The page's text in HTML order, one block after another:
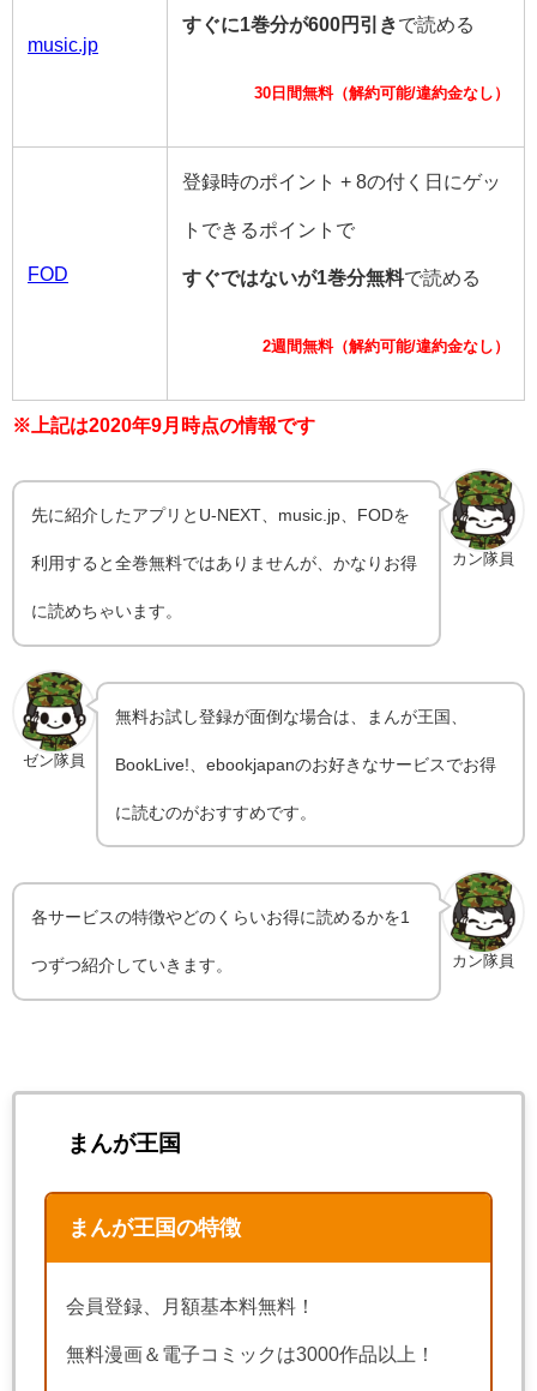
music.jp
すぐに1巻分が600円引きで読める
30日間無料（解約可能/違約金なし）
FOD
登録時のポイント + 8の付く日にゲッ
トできるポイントで
すぐではないが1巻分無料で読める
2週間無料（解約可能/違約金なし）
※上記は2020年9月時点の情報です
カン隊員
先に紹介したアプリとU-NEXT、music.jp、FODを
利用すると全巻無料ではありませんが、かなりお得
に読めちゃいます。
ゼン隊員
無料お試し登録が面倒な場合は、まんが王国、
BookLive!、ebookjapanのお好きなサービスでお得
に読むのがおすすめです。
カン隊員
各サービスの特徴やどのくらいお得に読めるかを1
つずつ紹介していきます。
まんが王国
まんが王国の特徴
会員登録、月額基本料無料！
無料漫画＆電子コミックは3000作品以上！